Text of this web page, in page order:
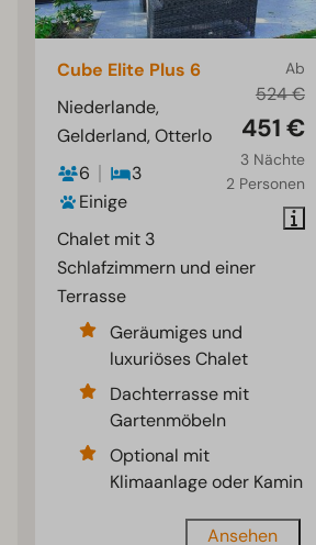
Ab
524 €
451 €
3 Nächte
2 Personen
Cube Elite Plus 6
Niederlande,
Gelderland, Otterlo
6
3
Einige
Chalet mit 3
Schlafzimmern und einer
Terrasse
Geräumiges und
luxuriöses Chalet
Dachterrasse mit
Gartenmöbeln
Optional mit
Klimaanlage oder Kamin
Ansehen